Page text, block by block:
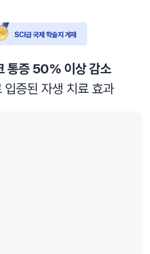
SCI급 국제 학술지 게재
통증 50% 이상 감소
입증된 자생 치료 효과